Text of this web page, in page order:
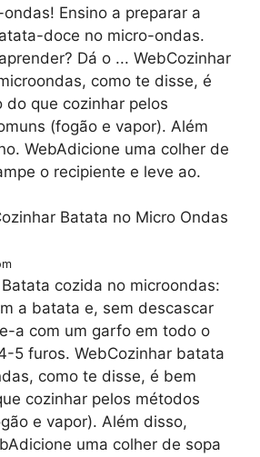
Ensino a preparar a
doce no micro-ondas.
Dá o ... WebCozinhar
como te disse, é
do que cozinhar pelos
(fogão e vapor). Além
WebAdicione uma colher de
o recipiente e leve ao.
cozida no microondas:
a batata e, sem descascar
a com um garfo em todo o
5 furos. WebCozinhar batata
como te disse, é bem
cozinhar pelos métodos
e vapor). Além disso,
uma colher de sopa